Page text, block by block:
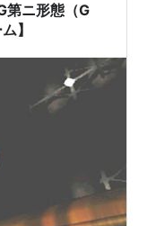
第ニ形態（G
】